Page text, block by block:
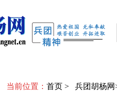
当前位置： 首页 > 兵团胡杨网